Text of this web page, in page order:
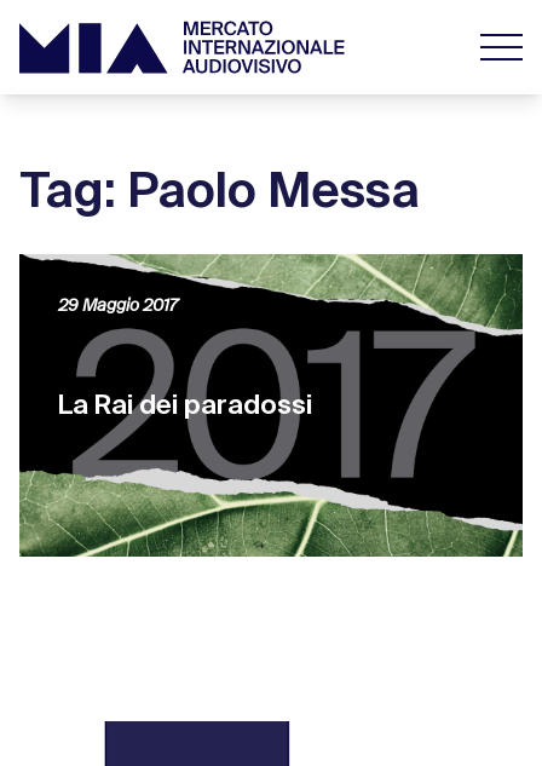
Tag: Paolo Messa
La Rai dei paradossi
29 Maggio 2017